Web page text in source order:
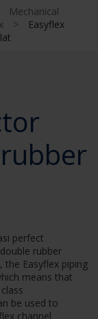
Mechanical
>
Easyflex
perfect
rubber
the Easyflex piping
means that
be used to
channel